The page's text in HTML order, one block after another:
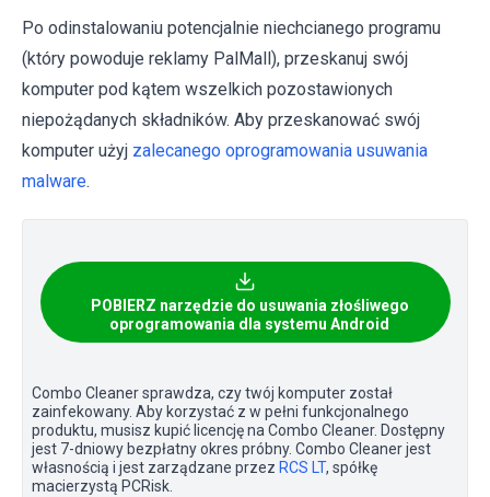
Po odinstalowaniu potencjalnie niechcianego programu
(który powoduje reklamy PalMall), przeskanuj swój
komputer pod kątem wszelkich pozostawionych
niepożądanych składników. Aby przeskanować swój
komputer użyj zalecanego oprogramowania usuwania
malware.
POBIERZ narzędzie do usuwania złośliwego
oprogramowania dla systemu Android
Combo Cleaner sprawdza, czy twój komputer został
zainfekowany. Aby korzystać z w pełni funkcjonalnego
produktu, musisz kupić licencję na Combo Cleaner. Dostępny
jest 7-dniowy bezpłatny okres próbny. Combo Cleaner jest
własnością i jest zarządzane przez RCS LT, spółkę
macierzystą PCRisk.